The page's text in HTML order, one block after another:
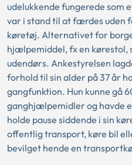
udelukkende fungerede som
var i stand til at færdes uden
køretøj. Alternativet for
hjælpemiddel, fx en kørestol,
udendørs. Ankestyrelsen
forhold til sin alder på 37 år
gangfunktion. Hun kunne gå
ganghjælpemidler og havde
holde pause siddende i sin
offentlig transport, køre bil
bevilget hende en